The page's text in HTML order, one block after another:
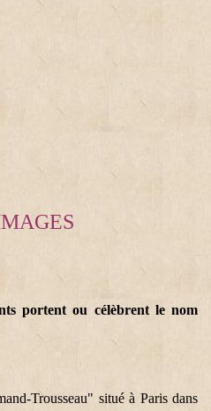
portent ou célèbrent le nom
Trousseau" situé à Paris dans